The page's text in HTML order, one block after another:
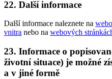
22. Další informace
Další informace naleznete na
vnitra nebo na webových
23. Informace o
životní situace) je možné
a v jiné formě